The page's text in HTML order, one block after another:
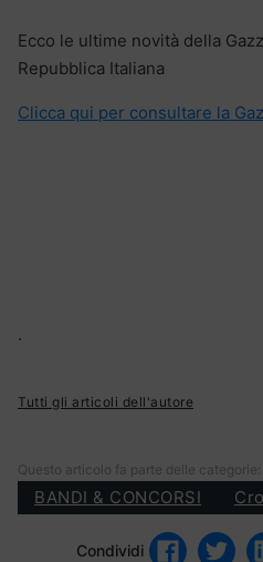
Ecco le ultime novità della
Repubblica Italiana
Clicca qui per consultare la
.
Tutti gli articoli dell'autore
Questo articolo fa parte delle categorie:
BANDI & CONCORSI
Condividi